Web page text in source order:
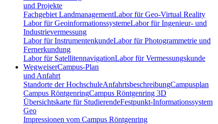
und Projekte
Fachgebiet LandmanagementLabor für Geo-Virtual Reality
Labor für GeoinformationssystemeLabor für Ingenieur- und
Industrievermessung
Labor für InstrumentenkundeLabor für Photogrammetrie und
Fernerkundung
Labor für SatellitennavigationLabor für Vermessungskunde
WegweiserCampus-Plan
und Anfahrt
Standorte der HochschuleAnfahrtsbeschreibungCampusplan
Campus RöntgenringCampus Röntgenring 3D
Übersichtskarte für StudierendeFestpunkt-Informationssystem
Geo
Impressionen vom Campus Röntgenring